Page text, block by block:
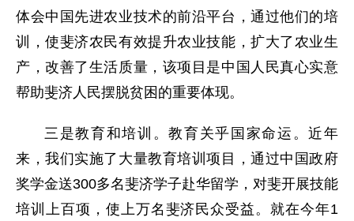
体会中国先进农业技术的前沿平台，通过他们的培
训，使斐济农民有效提升农业技能，扩大了农业生
产，改善了生活质量，该项目是中国人民真心实意
帮助斐济人民摆脱贫困的重要体现。
三是教育和培训。教育关乎国家命运。近年
来，我们实施了大量教育培训项目，通过中国政府
奖学金送300多名斐济学子赴华留学，对斐开展技能
培训上百项，使上万名斐济民众受益。就在今年1